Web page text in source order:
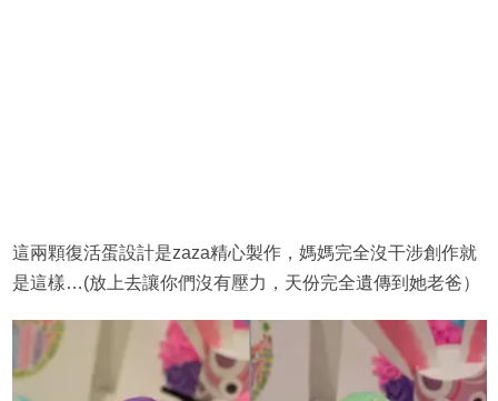
這兩顆復活蛋設計是zaza精心製作，媽媽完全沒干涉創作就
是這樣…(放上去讓你們沒有壓力，天份完全遺傳到她老爸）